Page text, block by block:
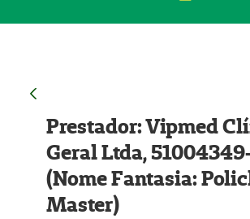
Prestador: Vipmed
Geral Ltda,
(Nome Fantasia:
Master)